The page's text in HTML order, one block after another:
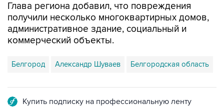
Глава региона добавил, что повреждения
получили несколько многоквартирных домов,
административное здание, социальный и
коммерческий объекты.
Белгород Александр Шуваев Белгородская область
Купить подписку на профессиональную ленту